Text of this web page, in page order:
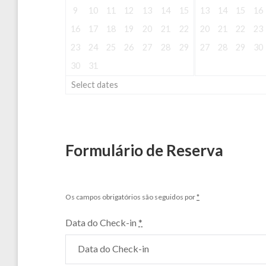
9
10 11 12 13 14
15
16
17 18 19 20 21
22
23
24 25 26 27 28
29
30
31
13
14 15 16
20
21 22 23
27
28 29 30
Select dates
Formulário de Reserva
Os campos obrigatórios são seguidos por*
Data do Check-in *